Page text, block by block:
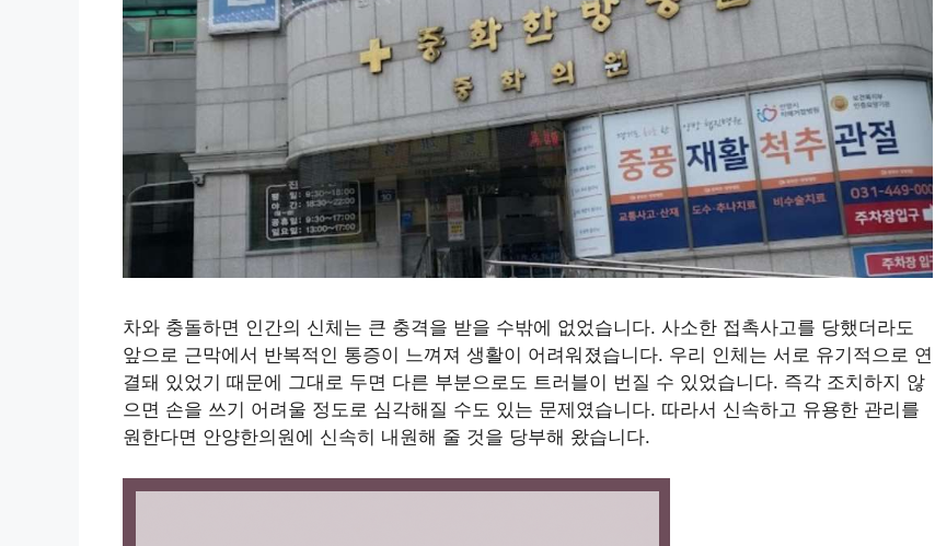
차와 충돌하면 인간의 신체는 큰 충격을 받을 수밖에 없었습니다. 사소한 접촉사고를 당했더라도
앞으로 근막에서 반복적인 통증이 느껴져 생활이 어려워졌습니다. 우리 인체는 서로 유기적으로 연
결돼 있었기 때문에 그대로 두면 다른 부분으로도 트러블이 번질 수 있었습니다. 즉각 조치하지 않
으면 손을 쓰기 어려울 정도로 심각해질 수도 있는 문제였습니다. 따라서 신속하고 유용한 관리를
원한다면 안양한의원에 신속히 내원해 줄 것을 당부해 왔습니다.